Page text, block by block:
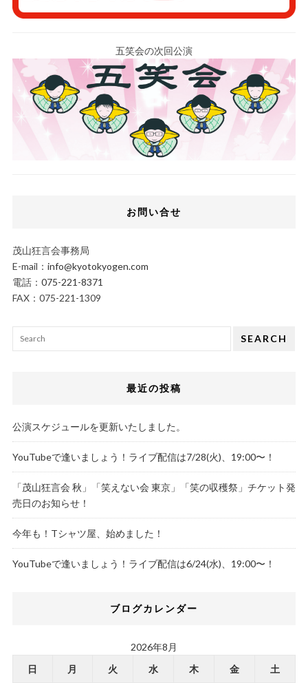
五笑会の次回公演
お問い合せ
茂山狂言会事務局
E-mail： info@kyotokyogen.com
電話： 075-221-8371
FAX：075-221-1309
SEARCH
最近の投稿
公演スケジュールを更新いたしました。
YouTubeで逢いましょう！ライブ配信は7/28(火)、19:00〜！
「茂山狂言会 秋」「笑えない会 東京」「笑の収穫祭」チケット発
売日のお知らせ！
今年も！Tシャツ屋、始めました！
YouTubeで逢いましょう！ライブ配信は6/24(水)、19:00〜！
ブログカレンダー
2026年8月
日
月 火 水 木 金 土